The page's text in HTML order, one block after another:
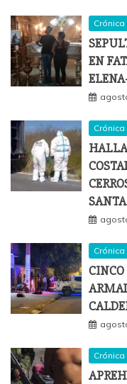
Crónica
EN
Crónica
Crónica
CINCO
Crónica